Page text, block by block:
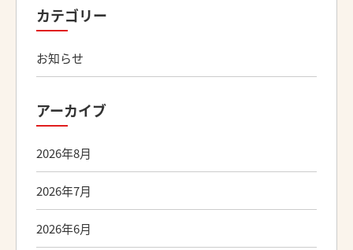
カテゴリー
お知らせ
アーカイブ
2026年8月
2026年7月
2026年6月